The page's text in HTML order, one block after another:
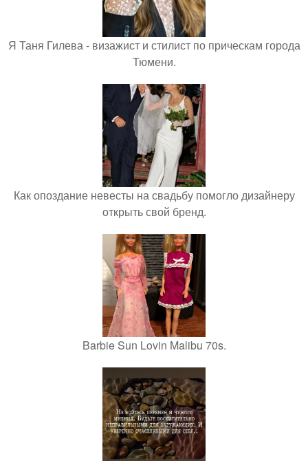
Я Таня Гилева - визажист и стилист по прическам города
Тюмени.
Как опоздание невесты на свадьбу помогло дизайнеру
открыть свой бренд.
Barbie Sun Lovin Malibu 70s.